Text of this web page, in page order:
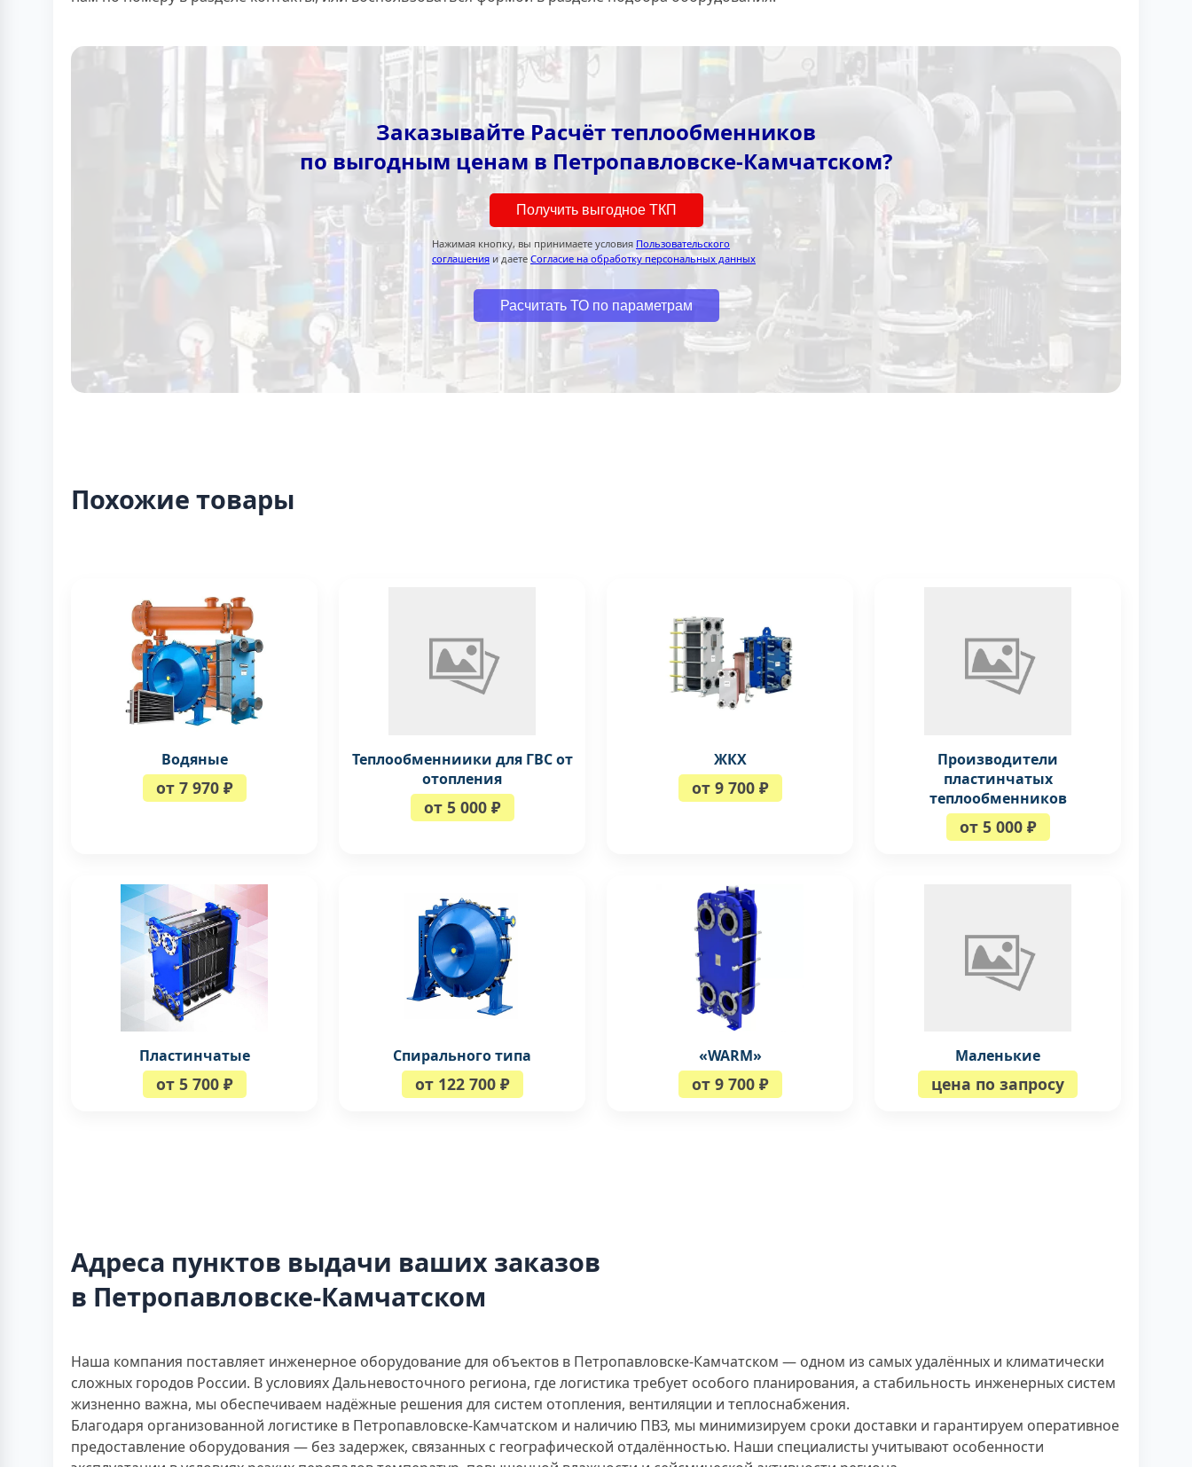
Заказывайте Расчёт теплообменников
по выгодным ценам в Петропавловске-Камчатском?
Получить выгодное ТКП
Нажимая кнопку, вы принимаете условия Пользовательского
соглашения и даете Согласие на обработку персональных данных
Расчитать ТО по параметрам
Похожие товары
Водяные
от 7 970 ₽
Теплообменниики для ГВС от
отопления
от 5 000 ₽
ЖКХ
от 9 700 ₽
Производители
пластинчатых
теплообменников
от 5 000 ₽
Пластинчатые
от 5 700 ₽
Спирального типа
от 122 700 ₽
«WARM»
от 9 700 ₽
Маленькие
цена по запросу
Адреса пунктов выдачи ваших заказов
в Петропавловске-Камчатском
Наша компания поставляет инженерное оборудование для объектов в Петропавловске-Камчатском — одном из самых удалённых и климатически
сложных городов России. В условиях Дальневосточного региона, где логистика требует особого планирования, а стабильность инженерных систем
жизненно важна, мы обеспечиваем надёжные решения для систем отопления, вентиляции и теплоснабжения.
Благодаря организованной логистике в Петропавловске-Камчатском и наличию ПВЗ, мы минимизируем сроки доставки и гарантируем оперативное
предоставление оборудования — без задержек, связанных с географической отдалённостью. Наши специалисты учитывают особенности